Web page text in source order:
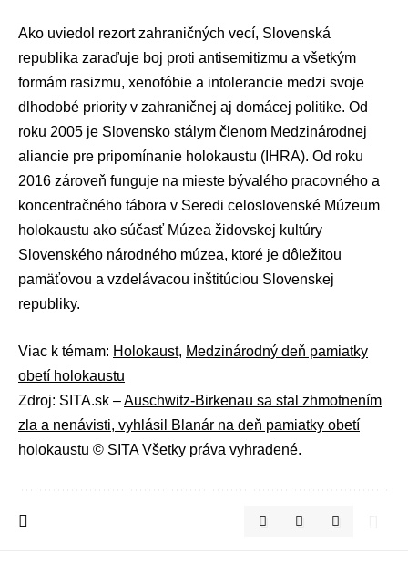
Ako uviedol rezort zahraničných vecí, Slovenská
republika zaraďuje boj proti antisemitizmu a všetkým
formám rasizmu, xenofóbie a intolerancie medzi svoje
dlhodobé priority v zahraničnej aj domácej politike. Od
roku 2005 je Slovensko stálym členom Medzinárodnej
aliancie pre pripomínanie holokaustu (IHRA). Od roku
2016 zároveň funguje na mieste bývalého pracovného a
koncentračného tábora v Seredi celoslovenské Múzeum
holokaustu ako súčasť Múzea židovskej kultúry
Slovenského národného múzea, ktoré je dôležitou
pamäťovou a vzdelávacou inštitúciou Slovenskej
republiky.
Viac k témam: Holokaust, Medzinárodný deň pamiatky
obetí holokaustu
Zdroj: SITA.sk –Auschwitz-Birkenau sa stal zhmotnením
zla a nenávisti, vyhlásil Blanár na deň pamiatky obetí
holokaustu © SITA Všetky práva vyhradené.